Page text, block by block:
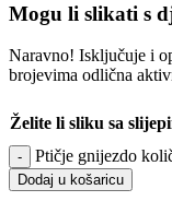
Mogu li slikati s
Naravno! Isključuje i
brojevima odlična
Želite li sliku sa
Ptičje gnijezdo
Dodaj u košaricu